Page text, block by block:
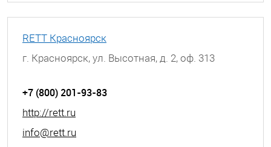
RETT Красноярск
г. Красноярск, ул. Высотная, д. 2, оф. 313
+7 (800) 201-93-83
http://rett.ru
info@rett.ru